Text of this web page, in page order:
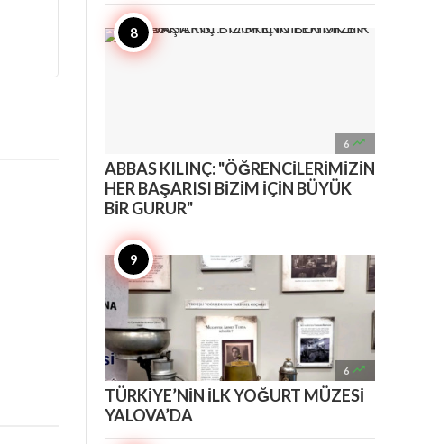
6 
ABBAS KILINÇ: "ÖĞRENCİLERİMİZİN
HER BAŞARISI BİZİM İÇİN BÜYÜK
BİR GURUR"
6 
TÜRKİYE’NİN İLK YOĞURT MÜZESİ
YALOVA’DA